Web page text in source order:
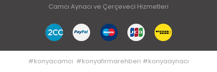
Camcı Aynacı ve Çerçeveci Hizmetleri
#konyacamcı #konyafirmarehberi #konyaaynacı